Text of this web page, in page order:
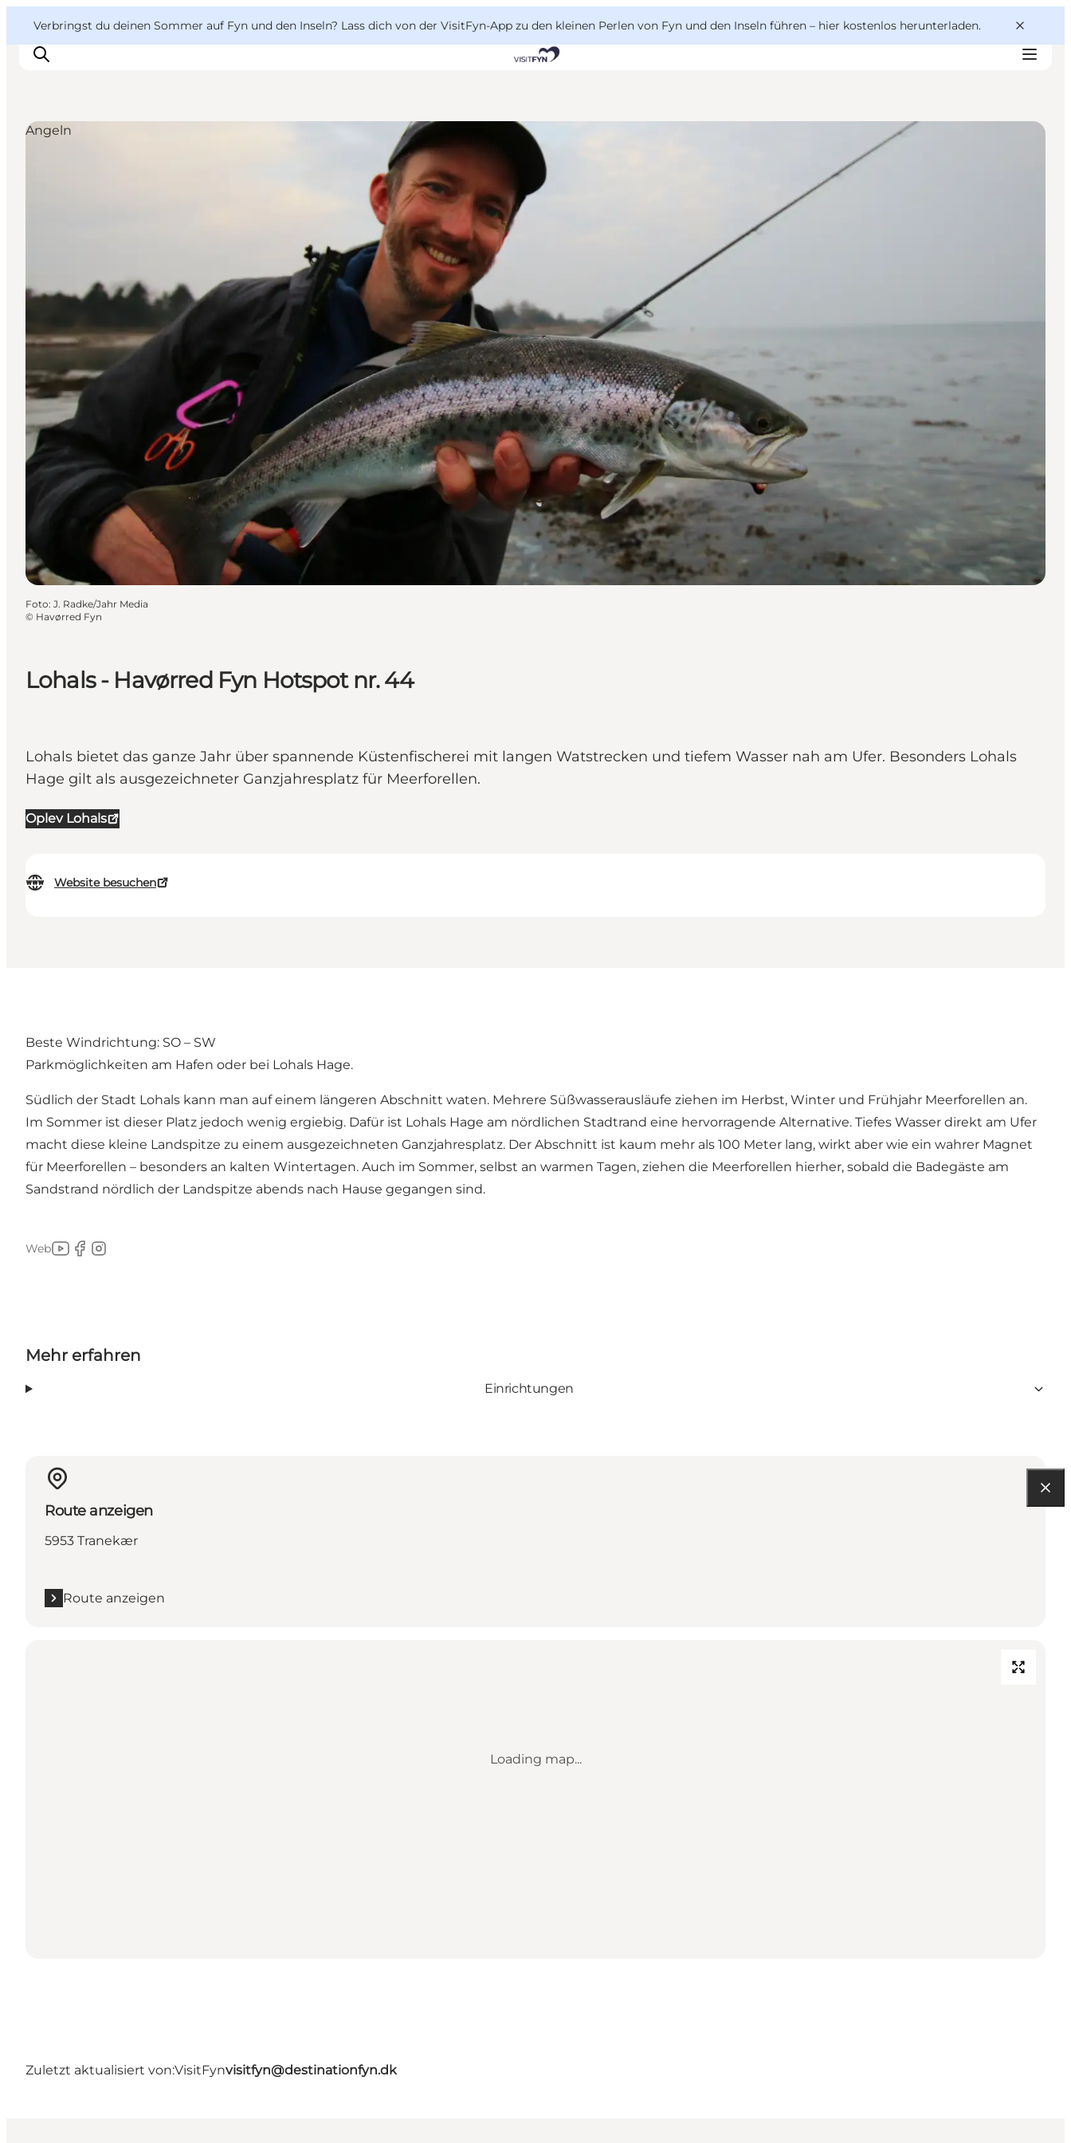
Verbringst du deinen Sommer auf Fyn und den Inseln? Lass dich von der VisitFyn-App zu den kleinen Perlen von Fyn und den Inseln führen – hier kostenlos herunterladen.
VisitFyn
Deutsch
Lohals - Havørred Fyn Hotspot nr. 44
Lohals bietet das ganze Jahr über spannende Küstenfischerei mit langen Watstrecken und tiefem Wasser nah am Ufer. Besonders Lohals
Hage gilt als ausgezeichneter Ganzjahresplatz für Meerforellen.
Oplev Lohals
Website besuchen
Angeln
Foto: J. Radke/Jahr Media
© Havørred Fyn
Beste Windrichtung: SO – SW
Parkmöglichkeiten am Hafen oder bei Lohals Hage.
Südlich der Stadt Lohals kann man auf einem längeren Abschnitt waten. Mehrere Süßwasserausläufe ziehen im Herbst, Winter und Frühjahr Meerforellen an.
Im Sommer ist dieser Platz jedoch wenig ergiebig. Dafür ist Lohals Hage am nördlichen Stadtrand eine hervorragende Alternative. Tiefes Wasser direkt am Ufer
macht diese kleine Landspitze zu einem ausgezeichneten Ganzjahresplatz. Der Abschnitt ist kaum mehr als 100 Meter lang, wirkt aber wie ein wahrer Magnet
für Meerforellen – besonders an kalten Wintertagen. Auch im Sommer, selbst an warmen Tagen, ziehen die Meerforellen hierher, sobald die Badegäste am
Sandstrand nördlich der Landspitze abends nach Hause gegangen sind.
Web
Youtube
Facebook
Instagram
Mehr erfahren
Einrichtungen
Route anzeigen
5953 Tranekær
Route anzeigen
Loading map...
Zuletzt aktualisiert von:VisitFynvisitfyn@destinationfyn.dk